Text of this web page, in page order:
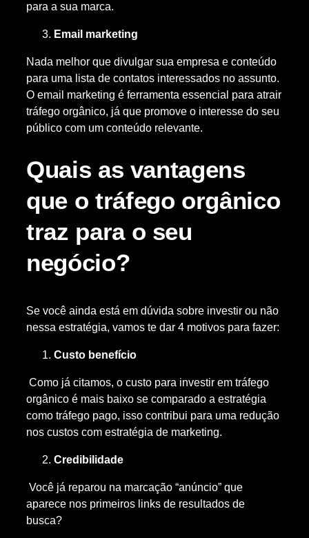
para a sua marca.
Email marketing
Nada melhor que divulgar sua empresa e conteúdo
para uma lista de contatos interessados no assunto.
O email marketing é ferramenta essencial para atrair
tráfego orgânico, já que promove o interesse do seu
público com um conteúdo relevante.
Quais as vantagens
que o tráfego orgânico
traz para o seu
negócio?
Se você ainda está em dúvida sobre investir ou não
nessa estratégia, vamos te dar 4 motivos para fazer:
Custo benefício
Como já citamos, o custo para investir em tráfego
orgânico é mais baixo se comparado a estratégia
como tráfego pago, isso contribui para uma redução
nos custos com estratégia de marketing.
Credibilidade
Você já reparou na marcação “anúncio” que
aparece nos primeiros links de resultados de
busca?